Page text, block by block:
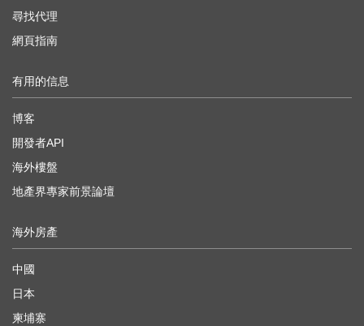
尋找代理
網頁指南
有用的信息
博客
開發者API
海外樓盤
地產界專家前景論壇
海外房產
中國
日本
柬埔寨